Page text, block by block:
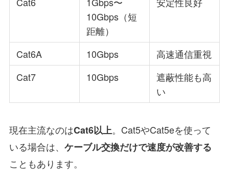
10Gbps（短
距離）
Cat6A 10Gbps
高速通信重視
Cat7
10Gbps
遮蔽性能も高
い
現在主流なのはCat6以上。Cat5やCat5eを使って
いる場合は、 ケーブル交換だけで速度が改善する
こともあります。